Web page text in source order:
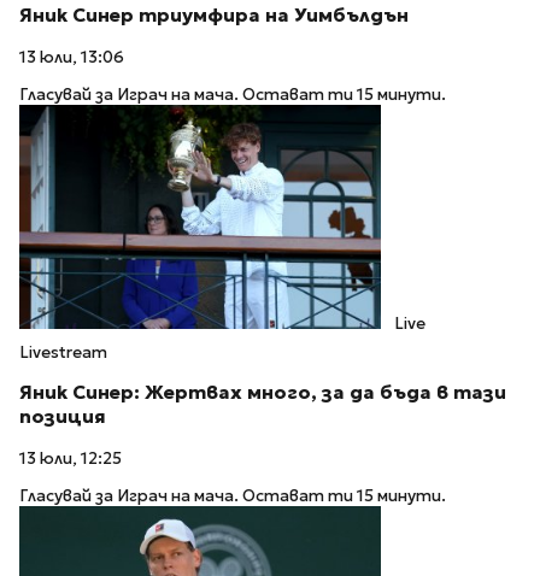
Яник Синер триумфира на Уимбълдън
13 юли, 13:06
Гласувай за Играч на мача. Остават ти 15 минути.
Live
Livestream
Яник Синер: Жертвах много, за да бъда в тази
позиция
13 юли, 12:25
Гласувай за Играч на мача. Остават ти 15 минути.